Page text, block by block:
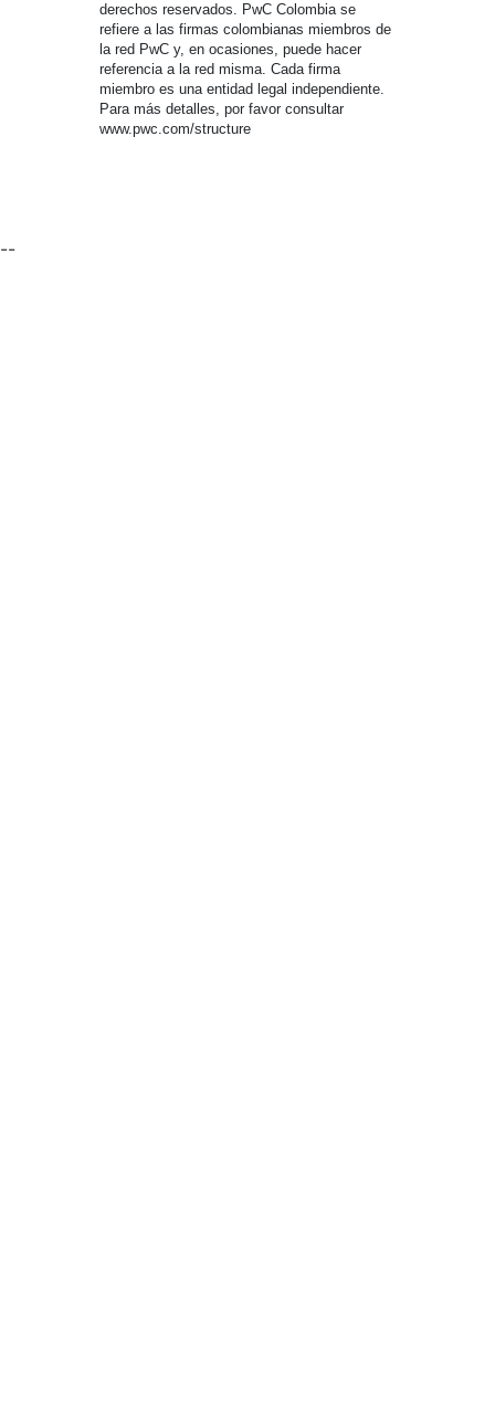
derechos reservados. PwC Colombia se
refiere a las firmas colombianas miembros de
la red PwC y, en ocasiones, puede hacer
referencia a la red misma. Cada firma
miembro es una entidad legal independiente.
Para más detalles, por favor consultar
www.pwc.com/structure
--